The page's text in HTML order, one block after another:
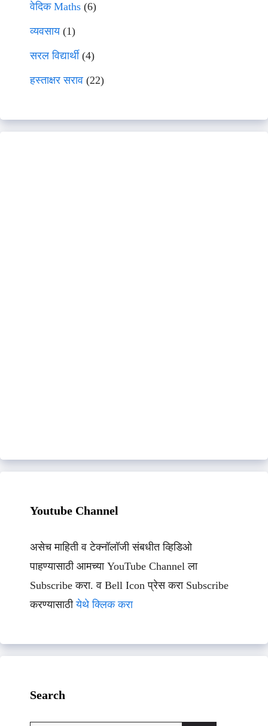
वेदिक Maths (6)
व्यवसाय(1)
सरल विद्यार्थी(4)
हस्ताक्षर सराव (22)
Youtube Channel
असेच माहिती व टेक्नॉलॉजी संबधीत व्हिडिओ
पाहण्यासाठी आमच्या YouTube Channel ला
Subscribe करा. व Bell Icon प्रेस करा Subscribe
करण्यासाठीयेथे क्लिक करा
Search